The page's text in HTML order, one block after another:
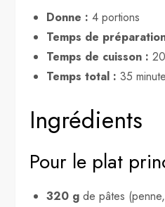
Donne : 4 portions
Temps de
Temps de cuisson :
Temps total : 35
Ingrédients
Pour le plat
320 g de pâtes